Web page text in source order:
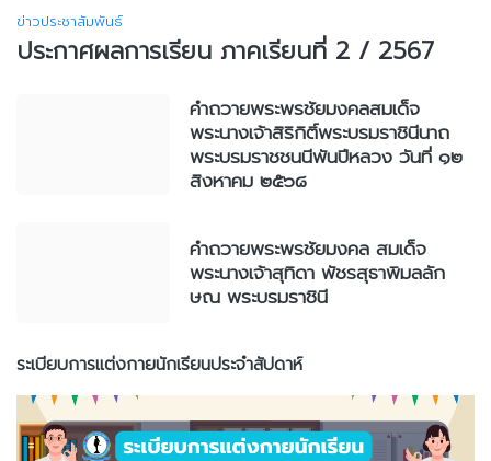
ข่าวประชาสัมพันธ์
ประกาศผลการเรียน ภาคเรียนที่ 2 / 2567
คำถวายพระพรชัยมงคลสมเด็จ
พระนางเจ้าสิริกิติ์พระบรมราชินีนาถ
พระบรมราชชนนีพันปีหลวง วันที่ ๑๒
สิงหาคม ๒๕๖๘
คำถวายพระพรชัยมงคล สมเด็จ
พระนางเจ้าสุทิดา พัชรสุธาพิมลลัก
ษณ พระบรมราชินี
ระเบียบการแต่งกายนักเรียนประจำสัปดาห์